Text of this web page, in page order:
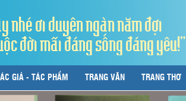
nhé ơi duyên ngàn năm đợi
đời mãi đáng sống đáng yêu!"
TÁC GIẢ - TÁC PHẨM TRANG VĂN TRANG THƠ